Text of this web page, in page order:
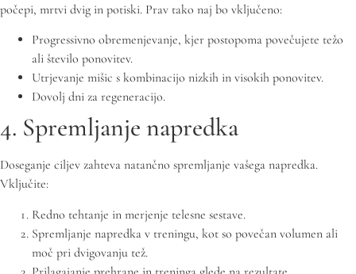
počepi, mrtvi dvig in potiski. Prav tako naj bo vključeno:
Progressivno obremenjevanje, kjer postopoma povečujete težo
ali število ponovitev.
Utrjevanje mišic s kombinacijo nizkih in visokih ponovitev.
Dovolj dni za regeneracijo.
4. Spremljanje napredka
Doseganje ciljev zahteva natančno spremljanje vašega napredka.
Vključite:
Redno tehtanje in merjenje telesne sestave.
Spremljanje napredka v treningu, kot so povečan volumen ali
moč pri dvigovanju tež.